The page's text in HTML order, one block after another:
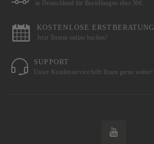
in Deutschland für Bestellungen über 50€.
KOSTENLOSE ERSTBERATUNG
Jetzt Termin online buchen!
SUPPORT
Unser Kundenservice hilft Ihnen gerne weiter!